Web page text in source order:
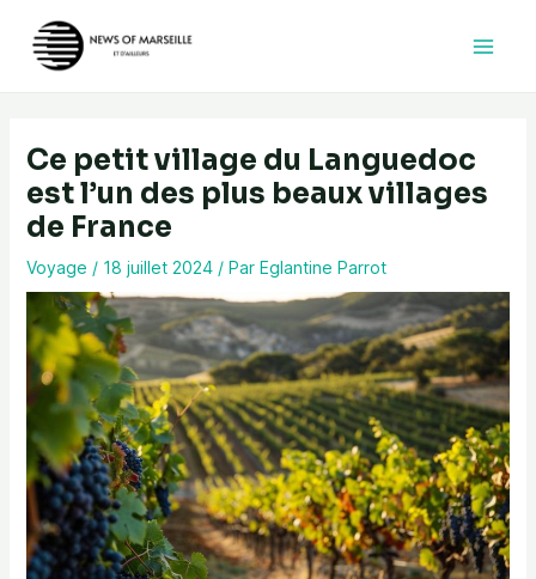
contenu
Ce petit village du Languedoc
est l’un des plus beaux villages
de France
Voyage / 18 juillet 2024 / Par Eglantine Parrot